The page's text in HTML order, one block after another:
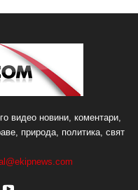
видео новини, коментари,
природа, политика, свят